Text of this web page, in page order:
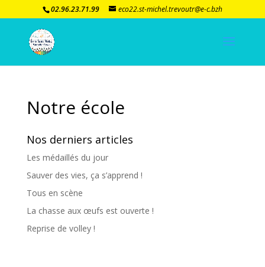
02.96.23.71.99 eco22.st-michel.trevoutr@e-c.bzh
Notre école
Nos derniers articles
Les médaillés du jour
Sauver des vies, ça s’apprend !
Tous en scène
La chasse aux œufs est ouverte !
Reprise de volley !